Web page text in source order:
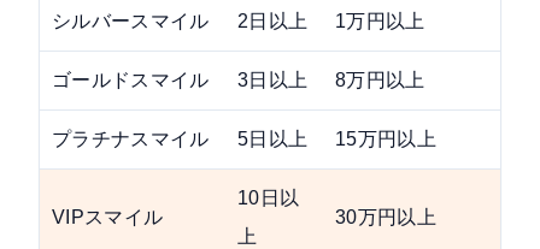
シルバースマイル 2日以上 1万円以上
ゴールドスマイル 3日以上 8万円以上
プラチナスマイル 5日以上 15万円以上
VIPスマイル
10日以
上
30万円以上